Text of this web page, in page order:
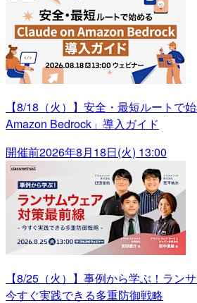
【8/18（火）】安全・最短ルートで
Amazon Bedrock」導入ガイド
開催前2026年8月18日(火) 13:00
【8/25（火）】事例から学ぶ！ラン
今すぐ実践できる多重防御戦略